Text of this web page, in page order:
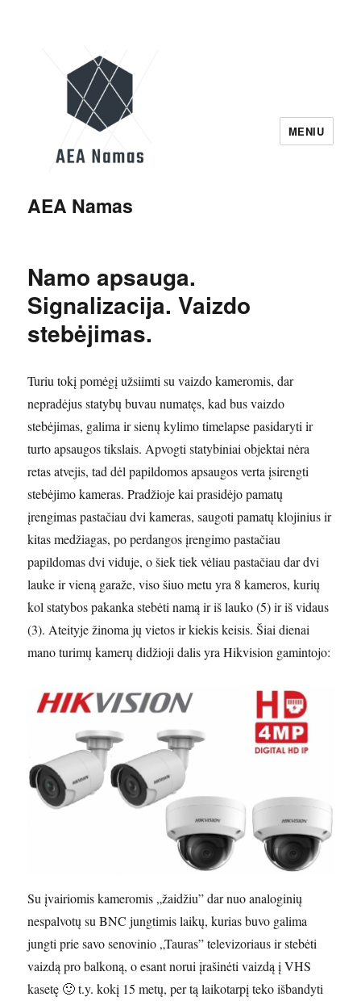
AEA Namas
MENIU
Namo apsauga.
Signalizacija. Vaizdo
stebėjimas.
Turiu tokį pomėgį užsiimti su vaizdo kameromis, dar
nepradėjus statybų buvau numatęs, kad bus vaizdo
stebėjimas, galima ir sienų kylimo timelapse pasidaryti ir
turto apsaugos tikslais. Apvogti statybiniai objektai nėra
retas atvejis, tad dėl papildomos apsaugos verta įsirengti
stebėjimo kameras. Pradžioje kai prasidėjo pamatų
įrengimas pastačiau dvi kameras, saugoti pamatų klojinius ir
kitas medžiagas, po perdangos įrengimo pastačiau
papildomas dvi viduje, o šiek tiek vėliau pastačiau dar dvi
lauke ir vieną garaže, viso šiuo metu yra 8 kameros, kurių
kol statybos pakanka stebėti namą ir iš lauko (5) ir iš vidaus
(3). Ateityje žinoma jų vietos ir kiekis keisis. Šiai dienai
mano turimų kamerų didžioji dalis yra Hikvision gamintojo:
Su įvairiomis kameromis „žaidžiu” dar nuo analoginių
nespalvotų su BNC jungtimis laikų, kurias buvo galima
jungti prie savo senovinio „Tauras” televizoriaus ir stebėti
vaizdą pro balkoną, o esant norui įrašinėti vaizdą į VHS
kasetę 🙂 t.y. kokį 15 metų, per tą laikotarpį teko išbandyti